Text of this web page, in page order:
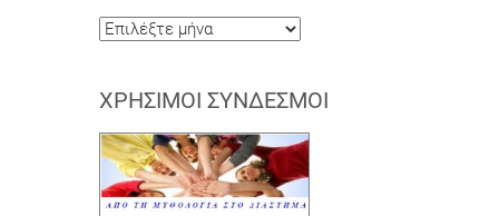
Ιστορικό
ΧΡΉΣΙΜΟΙ ΣΎΝΔΕΣΜΟΙ